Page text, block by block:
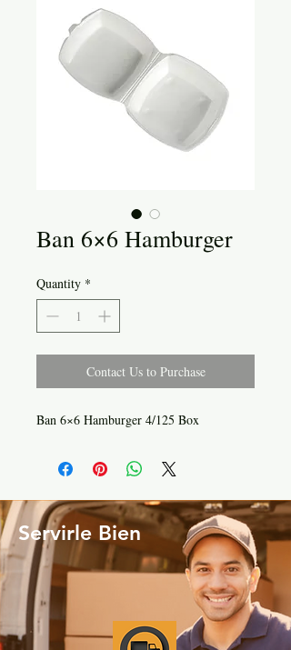
Ban 6×6 Hamburger
Quantity *
Contact Us to Purchase
Ban 6×6 Hamburger 4/125 Box
Servirle Bien